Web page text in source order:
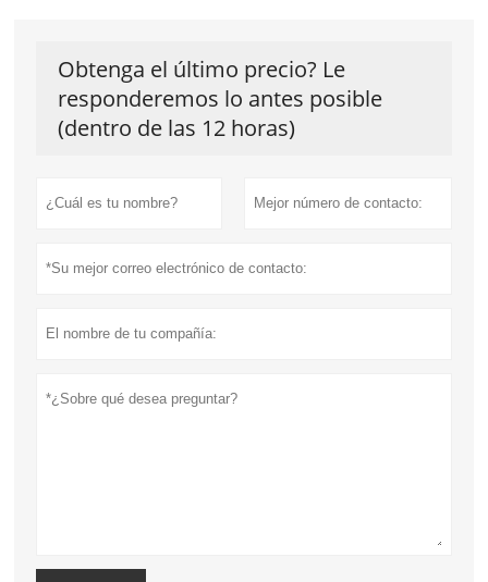
Obtenga el último precio? Le
responderemos lo antes posible
(dentro de las 12 horas)